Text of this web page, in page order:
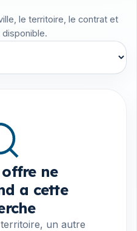
le territoire, le contrat et
disponible.
ne
a cette
un autre